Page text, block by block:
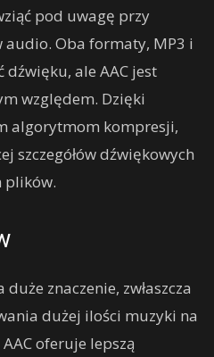
pod uwagę przy
Oba formaty, MP3 i
dźwięku, ale AAC jest
względem. Dzięki
algorytmom kompresji,
szczegółów dźwiękowych
plików.
znaczenie, zwłaszcza
dużej ilości muzyki na
oferuje lepszą